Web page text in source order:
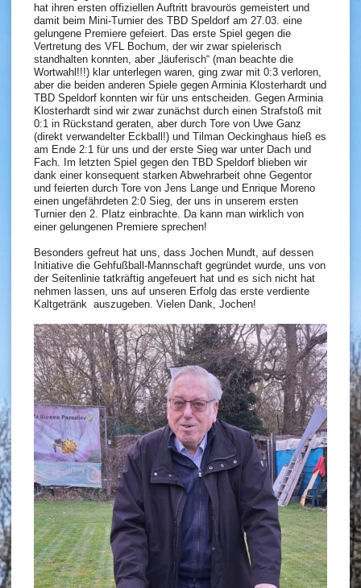
hat ihren ersten offiziellen Auftritt bravourös gemeistert und
damit beim Mini-Turnier des TBD Speldorf am 27.03. eine
gelungene Premiere gefeiert. Das erste Spiel gegen die
Vertretung des VFL Bochum, der wir zwar spielerisch
standhalten konnten, aber „läuferisch“ (man beachte die
Wortwahl!!!) klar unterlegen waren, ging zwar mit 0:3 verloren,
aber die beiden anderen Spiele gegen Arminia Klosterhardt und
TBD Speldorf konnten wir für uns entscheiden. Gegen Arminia
Klosterhardt sind wir zwar zunächst durch einen Strafstoß mit
0:1 in Rückstand geraten, aber durch Tore von Uwe Ganz
(direkt verwandelter Eckball!) und Tilman Oeckinghaus hieß es
am Ende 2:1 für uns und der erste Sieg war unter Dach und
Fach. Im letzten Spiel gegen den TBD Speldorf blieben wir
dank einer konsequent starken Abwehrarbeit ohne Gegentor
und feierten durch Tore von Jens Lange und Enrique Moreno
einen ungefährdeten 2:0 Sieg, der uns in unserem ersten
Turnier den 2. Platz einbrachte. Da kann man wirklich von
einer gelungenen Premiere sprechen!
Besonders gefreut hat uns, dass Jochen Mundt, auf dessen
Initiative die Gehfußball-Mannschaft gegründet wurde, uns von
der Seitenlinie tatkräftig angefeuert hat und es sich nicht hat
nehmen lassen, uns auf unseren Erfolg das erste verdiente
Kaltgetränk auszugeben. Vielen Dank, Jochen!